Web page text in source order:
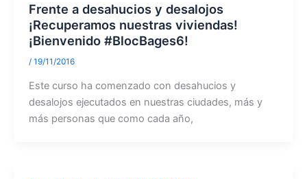
Frente a desahucios y desalojos
¡Recuperamos nuestras viviendas!
¡Bienvenido #BlocBages6!
/ 19/11/2016
Este curso ha comenzado con desahucios y
desalojos ejecutados en nuestras ciudades, más y
más personas que como cada año,